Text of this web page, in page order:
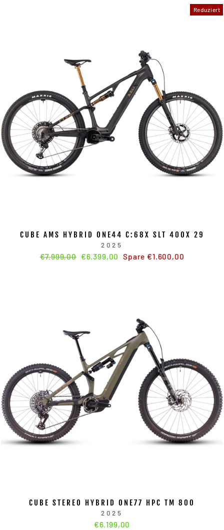
Reduziert
CUBE AMS HYBRID ONE44 C:68X SLT 400X 29
2025
Normaler
€7.999,00 Sonderpreis
€6.399,00 Spare €1.600,00
CUBE STEREO HYBRID ONE77 HPC TM 800
2025
€6.199,00